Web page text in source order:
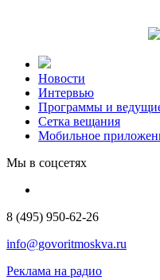
Новости
Интервью
Программы и
Сетка вещания
Мобильное
Мы в соцсетях
8 (495) 950-62-26
info@govoritmoskva.ru
Реклама на радио